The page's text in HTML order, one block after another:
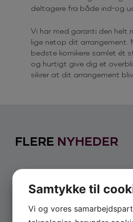
deltagere fra både ind-og
Vi har med garanti den helt
lige netop dit arrangement.
bedste komikere samlet ét
og hurtigt give dig et
sikrer at dit arrangement
FLERE NYHEDER
Samtykke til
Vi og vores